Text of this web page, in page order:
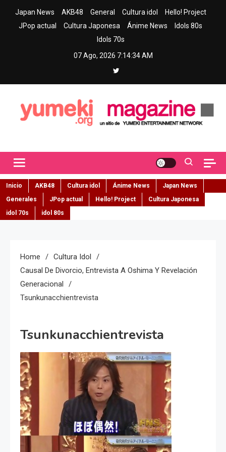
Japan News AKB48 General Cultura idol
Hello! Project
JPop actual
Cultura Japonesa Ánime News
Idols 80s
Idols 70s
07 Ago, 2026 7:14:35 AM
Inicio AKB48 Cultura idol Ánime News
Japan News
Generales
JPop actual Hello! Project
Cultura Japonesa
idol 70s
idol 80s
Home
Cultura Idol
Causal De Divorcio, Entrevista A Oshima Y Revelación
Generacional
Tsunkunacchientrevista
Tsunkunacchientrevista